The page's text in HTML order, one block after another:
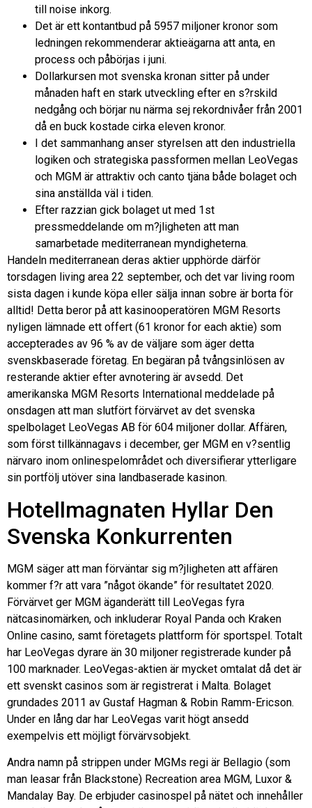
till noise inkorg.
Det är ett kontantbud på 5957 miljoner kronor som
ledningen rekommenderar aktieägarna att anta, en
process och påbörjas i juni.
Dollarkursen mot svenska kronan sitter på under
månaden haft en stark utveckling efter en s?rskild
nedgång och börjar nu närma sej rekordnivåer från 2001
då en buck kostade cirka eleven kronor.
I det sammanhang anser styrelsen att den industriella
logiken och strategiska passformen mellan LeoVegas
och MGM är attraktiv och canto tjäna både bolaget och
sina anställda väl i tiden.
Efter razzian gick bolaget ut med 1st
pressmeddelande om m?jligheten att man
samarbetade mediterranean myndigheterna.
Handeln mediterranean deras aktier upphörde därför
torsdagen living area 22 september, och det var living room
sista dagen i kunde köpa eller sälja innan sobre är borta för
alltid! Detta beror på att kasinooperatören MGM Resorts
nyligen lämnade ett offert (61 kronor for each aktie) som
accepterades av 96 % av de väljare som äger detta
svenskbaserade företag. En begäran på tvångsinlösen av
resterande aktier efter avnotering är avsedd. Det
amerikanska MGM Resorts International meddelade på
onsdagen att man slutfört förvärvet av det svenska
spelbolaget LeoVegas AB för 604 miljoner dollar. Affären,
som först tillkännagavs i december, ger MGM en v?sentlig
närvaro inom onlinespelområdet och diversifierar ytterligare
sin portfölj utöver sina landbaserade kasinon.
Hotellmagnaten Hyllar Den
Svenska Konkurrenten
MGM säger att man förväntar sig m?jligheten att affären
kommer f?r att vara ”något ökande” för resultatet 2020.
Förvärvet ger MGM äganderätt till LeoVegas fyra
nätcasinomärken, och inkluderar Royal Panda och Kraken
Online casino, samt företagets plattform för sportspel. Totalt
har LeoVegas dyrare än 30 miljoner registrerade kunder på
100 marknader. LeoVegas-aktien är mycket omtalat då det är
ett svenskt casinos som är registrerat i Malta. Bolaget
grundades 2011 av Gustaf Hagman & Robin Ramm-Ericson.
Under en lång dar har LeoVegas varit högt ansedd
exempelvis ett möjligt förvärvsobjekt.
Andra namn på strippen under MGMs regi är Bellagio (som
man leasar från Blackstone) Recreation area MGM, Luxor &
Mandalay Bay. De erbjuder casinospel på nätet och innehåller